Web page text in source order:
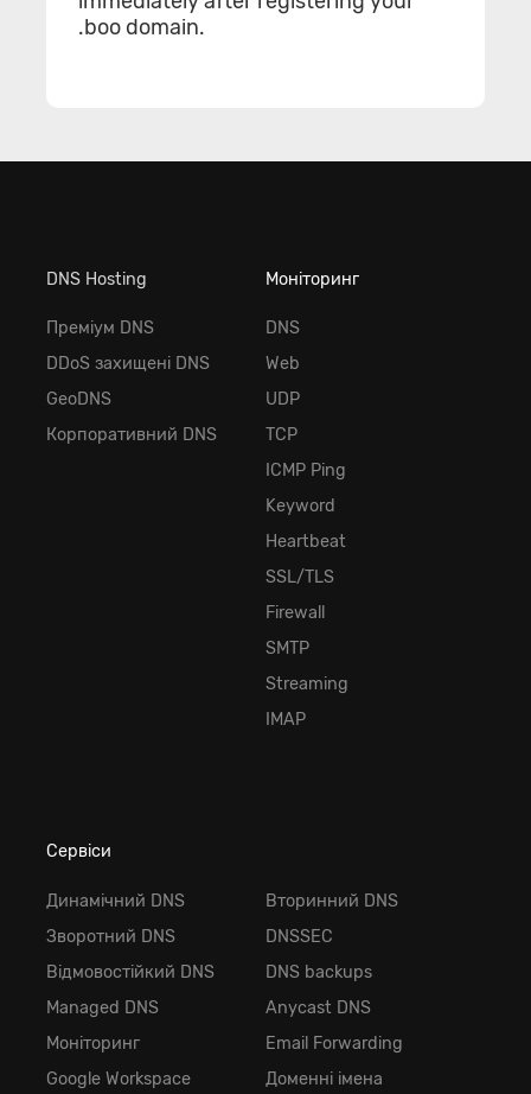
.boo domain.
DNS Hosting
Преміум DNS
DDoS захищені DNS
GeoDNS
Корпоративний DNS
Моніторинг
DNS
Web
UDP
TCP
ICMP Ping
Keyword
Heartbeat
SSL/TLS
Firewall
SMTP
Streaming
IMAP
Сервіси
Динамічний DNS
Зворотний DNS
Відмовостійкий DNS
Managed DNS
Моніторинг
Google Workspace
Вторинний DNS
DNSSEC
DNS backups
Anycast DNS
Email Forwarding
Доменні імена